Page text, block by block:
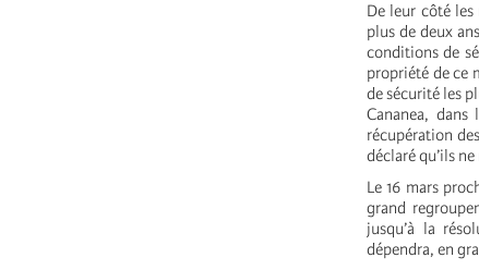
De leur côté
plus de deux
conditions de
propriété de ce
de sécurité les
Cananea,
récupération
déclaré qu’ils
Le 16 mars
grand
jusqu’à la
dépendra, en